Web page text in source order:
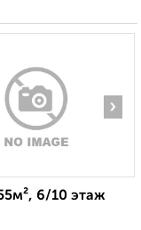
›
6/10 этаж